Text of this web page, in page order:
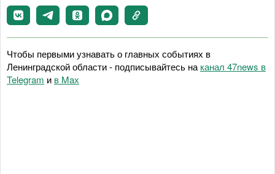
Чтобы первыми узнавать о главных событиях в
Ленинградской области - подписывайтесь на канал 47news в
Telegram и в Maх